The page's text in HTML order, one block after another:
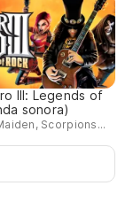
III: Legends of
sonora)
Scorpions...